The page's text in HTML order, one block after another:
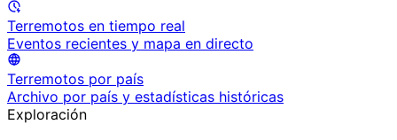
Terremotos en tiempo real
Eventos recientes y mapa en directo
Terremotos por país
Archivo por país y estadísticas históricas
Exploración